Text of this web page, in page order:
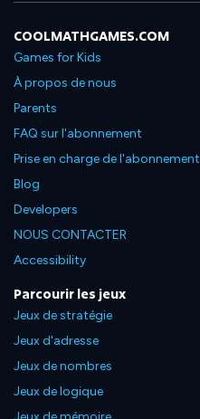
COOLMATHGAMES.COM
Games for Kids
À propos de nous
Parents
FAQ sur l'abonnement
Prise en charge de l'abonnement
Blog
Developers
NOUS CONTACTER
Accessibility
Parcourir les jeux
Jeux de stratégie
Jeux d'adresse
Jeux de nombres
Jeux de logique